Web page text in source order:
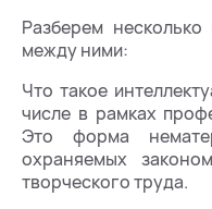
Разберем
между ними:
Что такое
числе в рамках
Это форма
охраняемых
творческого труда.